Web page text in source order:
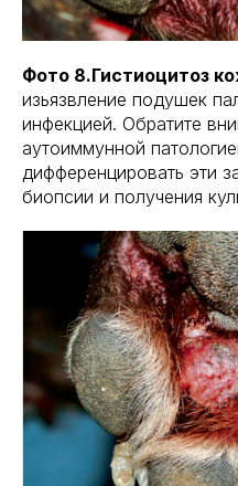
Фото 8.Гистиоцитоз
изьязвление подушек
инфекцией. Обратите
аутоиммунной
дифференцировать эти
биопсии и получения